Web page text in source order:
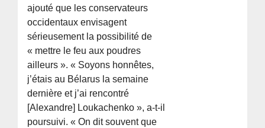
ajouté que les conservateurs
occidentaux envisagent
sérieusement la possibilité de
« mettre le feu aux poudres
ailleurs ». « Soyons honnêtes,
j’étais au Bélarus la semaine
dernière et j’ai rencontré
[Alexandre] Loukachenko », a-t-il
poursuivi. « On dit souvent que